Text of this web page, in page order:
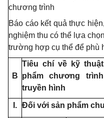
chương trình
Báo cáo kết quả thực
nghiệm thu có thể lựa
trường hợp cụ thể để phù
B
Tiêu chí về kỹ
phẩm chương
truyền hình
I. Đối với sản phẩm